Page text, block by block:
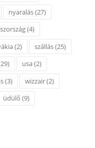
nyaralás(27)
(4)
(2) szállás(25)
usa(2)
(3) wizzair(2)
üdülő (9)